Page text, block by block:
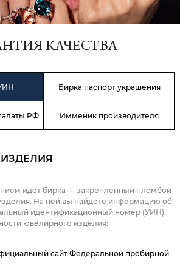
КАЧЕСТВА
Бирка паспорт украшения
РФ Имменик производителя
идет бирка — закрепленный пломбой
На ней вы найдете информацию об
идентификационный номер (УИН).
ювелирного изделия:
сайт Федеральной пробирной